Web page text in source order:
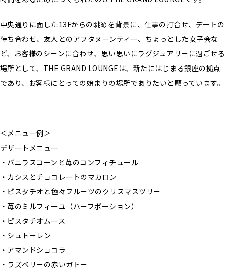
中央通りに面した13Fからの眺めを背景に、仕事の打合せ、デートの
待ち合わせ、友人とのアフタヌーンティー、ちょっとした女子会な
ど、お客様のシーンに合わせ、思い思いにラグジュアリーに過ごせる
場所として、THE GRAND LOUNGEは、新たにはじまる銀座の拠点
であり、お客様にとっての始まりの場所でありたいと願っています。
＜メニュー例＞
デザートメニュー
・バニラスコーンと苺のコンフィチュール
・カシスとチョコレートのマカロン
・ピスタチオと色々フルーツのクリスマスツリー
・苺のミルフィーユ（ハーフポーション）
・ピスタチオムース
・シュトーレン
・アマンドショコラ
・ラズベリーの赤いガトー